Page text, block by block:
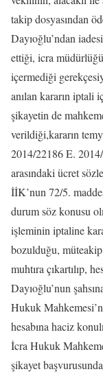
takip dosyasından
Dayıoğlu’ndan
ettiği, icra
içermediği
anılan kararın iptali
şikayetin de
verildiği,kararın
2014/22186 E.
arasındaki ücret
İİK’nun 72/5.
durum söz konusu
işleminin iptaline
bozulduğu,
muhtıra çıkartılıp,
Dayıoğlu’nun
Hukuk
hesabına haciz
İcra Hukuk
şikayet